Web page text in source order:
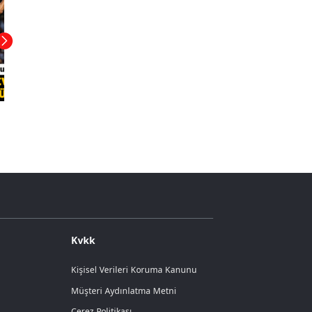
Kvkk
Kişisel Verileri Koruma Kanunu
Müşteri Aydınlatma Metni